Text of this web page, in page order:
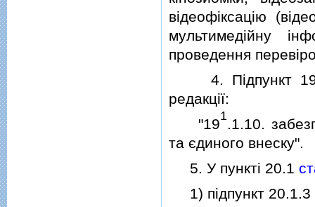
вiдеофiксацiю
мультимедiйну
проведення
4. Пiдпункт
редакцiї:
"191.1.10.
та єдиного внеску".
5. У пунктi 20.1
1) пiдпункт 20.1.3